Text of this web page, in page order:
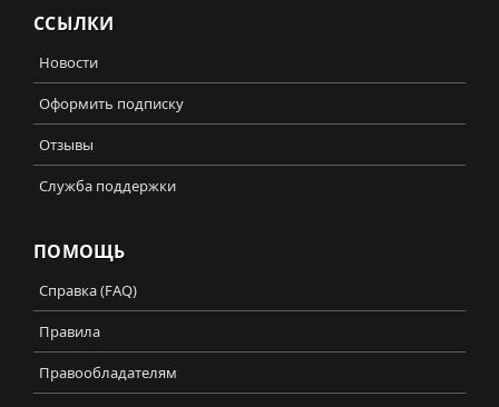
ССЫЛКИ
Новости
Оформить подписку
Отзывы
Служба поддержки
ПОМОЩЬ
Справка (FAQ)
Правила
Правообладателям